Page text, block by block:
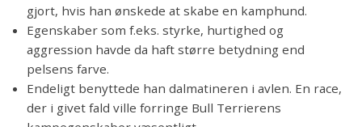
gjort, hvis han ønskede at skabe en kamphund.
Egenskaber som f.eks. styrke, hurtighed og
aggression havde da haft større betydning end
pelsens farve.
Endeligt benyttede han dalmatineren i avlen. En race,
der i givet fald ville forringe Bull Terrierens